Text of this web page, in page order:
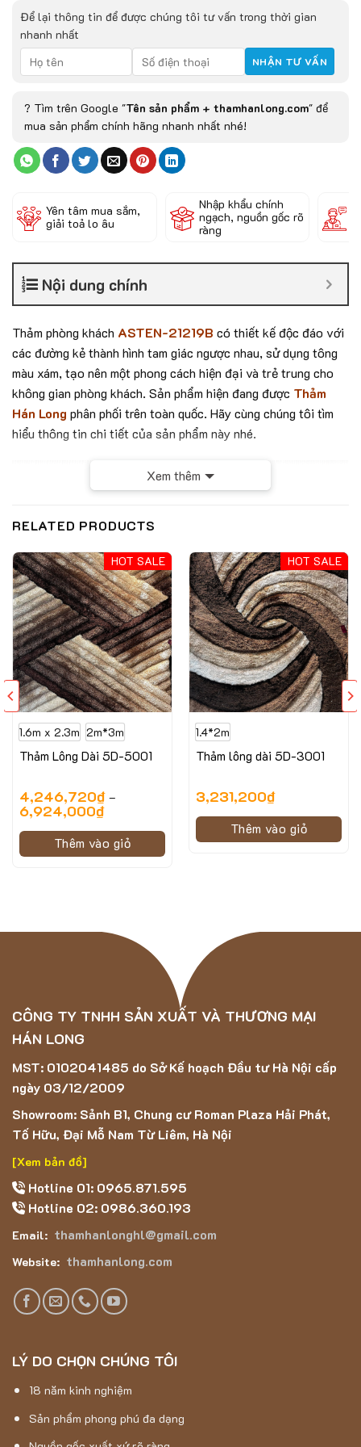
Để lại thông tin để được chúng tôi tư vấn trong thời gian
nhanh nhất
? Tìm trên Google "Tên sản phẩm + thamhanlong.com" để
mua sản phẩm chính hãng nhanh nhất nhé!
Yên tâm mua sắm,
giải toả lo âu
Nhập khẩu chính
ngạch, nguồn gốc rõ
ràng
Nội dung chính
Thảm phòng khách ASTEN-21219B có thiết kế độc đáo với
các đường kẻ thành hình tam giác ngược nhau, sử dụng tông
màu xám, tạo nên một phong cách hiện đại và trẻ trung cho
không gian phòng khách. Sản phẩm hiện đang được Thảm
Hán Long phân phối trên toàn quốc. Hãy cùng chúng tôi tìm
hiểu thông tin chi tiết của sản phẩm này nhé.
Hình ảnh minh họa mẫu thảm ASTEN-21219B
Thông số kỹ thuật của mẫu thảm ASTEN-
21219B
Chất liệu: 100% Polypropylene
Trọng lượng : 2250g/m2
Bề mặt thảm sờ vào mềm, dày dặn,
Họa tiết cắt tỉa nông và nhỏ, tông màu xám
Xem thêm
RELATED PRODUCTS
HOT SALE
1.6m x 2.3m 2m*3m
Thảm Lông Dài 5D-5001
4,246,720₫–
6,924,000₫
Thêm vào giỏ
HOT SALE
1.4*2m
Thảm lông dài 5D-3001
3,231,200₫
Thêm vào giỏ
CÔNG TY TNHH SẢN XUẤT VÀ THƯƠNG MẠI
HÁN LONG
MST: 0102041485 do Sở Kế hoạch Đầu tư Hà Nội cấp
ngày 03/12/2009
Showroom: Sảnh B1, Chung cư Roman Plaza Hải Phát,
Tố Hữu, Đại Mỗ Nam Từ Liêm, Hà Nội
[Xem bản đồ]
Hotline 01: 0965.871.595
Hotline 02: 0986.360.193
Email: thamhanlonghl@gmail.com
Website: thamhanlong.com
LÝ DO CHỌN CHÚNG TÔI
18 năm kinh nghiệm
Sản phẩm phong phú đa dạng